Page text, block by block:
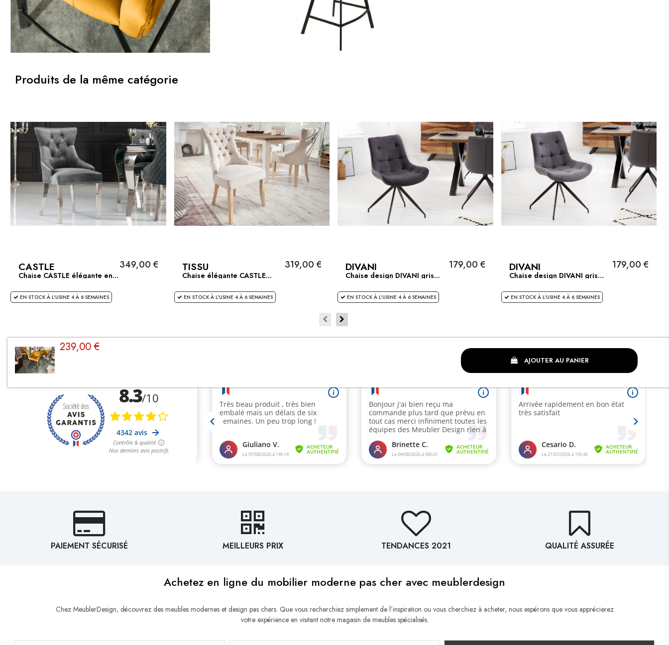
Produits de la même catégorie
CASTLE
Chaise CASTLE élégante en...
349,00 €
EN STOCK À L'USINE 4 À 6 SEMAINES
TISSU
Chaise élégante CASTLE...
319,00 €
EN STOCK À L'USINE 4 À 6 SEMAINES
DIVANI
Chaise design DIVANI gris...
179,00 €
EN STOCK À L'USINE 4 À 6 SEMAINES
DIVANI
Chaise design DIVANI gris...
179,00 €
EN STOCK À L'USINE 4 À 6 SEMAINES
239,00 €
AJOUTER AU PANIER
PAIEMENT SÉCURISÉ MEILLEURS PRIX TENDANCES 2021 QUALITÉ ASSURÉE
Achetez en ligne du mobilier moderne pas cher avec meublerdesign
Chez MeublerDesign, découvrez des meubles modernes et design pas chers. Que vous recherchiez simplement de l’inspiration ou vous cherchiez à acheter, nous espérons que vous apprécierez
votre expérience en visitant notre magasin de meubles spécialisés.